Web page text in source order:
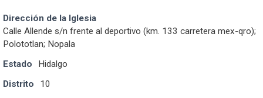
Dirección de la Iglesia
Calle Allende s/n frente al deportivo (km. 133 carretera mex-qro);
Polototlan; Nopala
Estado
Hidalgo
Distrito
10